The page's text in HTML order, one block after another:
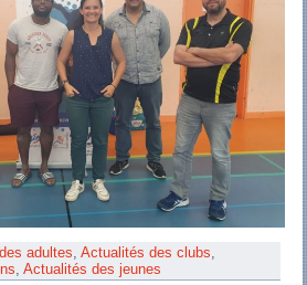
adultes ,Actualités des clubs
,Actualités des jeunes